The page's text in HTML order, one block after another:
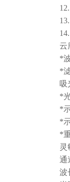
12.
13.
14.
云
*波
*滤光
吸光
*光通
*示值
*示值
*重
灵敏
通道
波长